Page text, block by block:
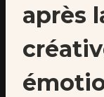
après